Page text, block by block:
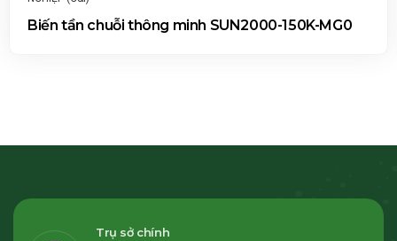
SUN2000-150K-MG0
minh FusionSolar
Trụ sở chính